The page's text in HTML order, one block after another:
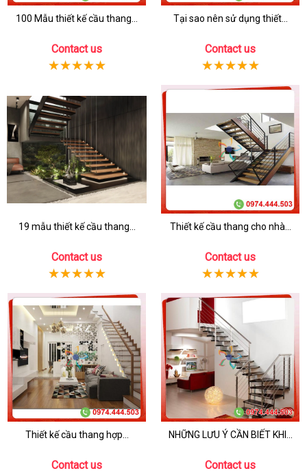
100 Mẫu thiết kế cầu thang...
Contact us
Tại sao nên sử dụng thiết...
Contact us
19 mẫu thiết kế cầu thang...
Contact us
Thiết kế cầu thang cho nhà...
Contact us
Thiết kế cầu thang hợp...
Contact us
NHỮNG LƯU Ý CẦN BIẾT KHI...
Contact us